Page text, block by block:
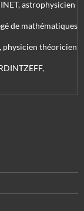
astrophysicien
de mathématiques
physicien théoricien